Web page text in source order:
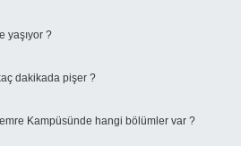
yaşıyor ?
dakikada pişer ?
Kampüsünde hangi bölümler var ?